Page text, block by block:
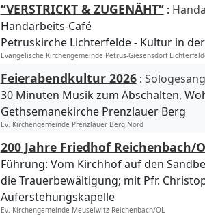
“VERSTRICKT & ZUGENÄHT“:
Handarbeits-Café
Petruskirche Lichterfelde
Kultur in
Evangelische Kirchengemeinde Petrus-Giesensdorf
Feierabendkultur 2026:
30 Minuten Musik zum Abschalten,
Gethsemanekirche Prenzlauer Berg
Ev. Kirchengemeinde Prenzlauer Berg Nord
200 Jahre Friedhof Reichenbach/
Führung: Vom Kirchhof auf den
die Trauerbewältigung; mit Pfr.
Auferstehungskapelle
Ev. Kirchengemeinde Meuselwitz-Reichenbach/OL